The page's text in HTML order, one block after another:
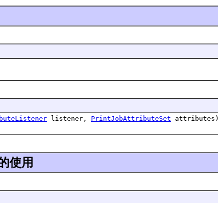
listener, PrintJobAttributeSet attributes)
使用